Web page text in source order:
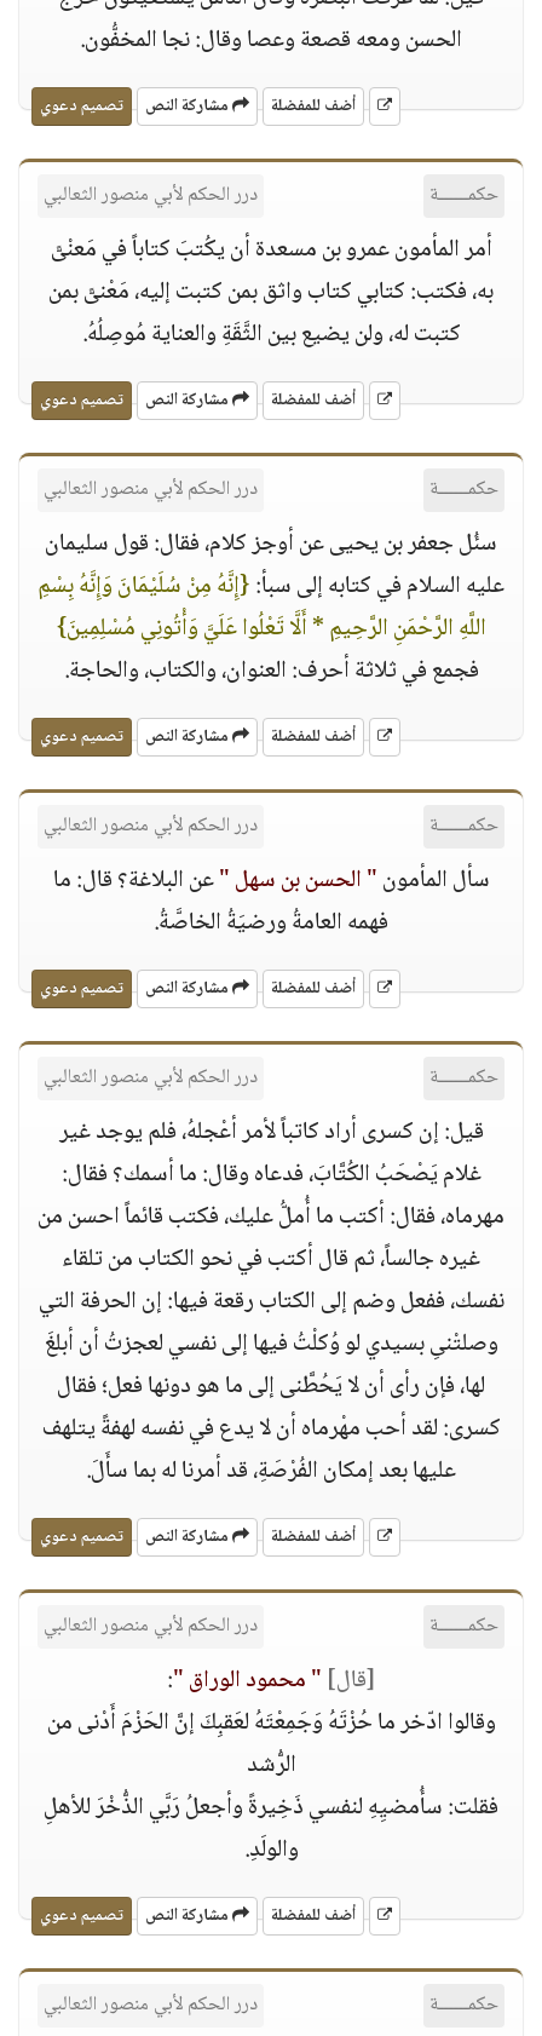
الحسن ومعه قصعة وعصا وقال: نجا المخفُّون.
أضف للمفضلة مشاركة النص تصميم دعوي
حكمــــــة درر الحكم لأبي منصور الثعالبي
أمر المأمون عمرو بن مسعدة أن يكُتبَ كتاباً في مَعنْىًّ
به، فكتب: كتابي كتاب واثق بمن كتبت إليه، مَعْنىًّ بمن
كتبت له، ولن يضيع بين الثَّقَةِ والعناية مُوصِلُهُ.
أضف للمفضلة مشاركة النص تصميم دعوي
حكمــــــة درر الحكم لأبي منصور الثعالبي
سئُل جعفر بن يحيى عن أوجز كلام، فقال: قول سليمان
عليه السلام في كتابه إلى سبأ:{إِنَّهُ مِنْ سُلَيْمَانَ وَإِنَّهُ بِسْمِ
اللَّهِ الرَّحْمَنِ الرَّحِيمِ * أَلَّا تَعْلُوا عَلَيَّ وَأْتُونِي مُسْلِمِينَ}
فجمع في ثلاثة أحرف: العنوان، والكتاب، والحاجة.
أضف للمفضلة مشاركة النص تصميم دعوي
حكمــــــة درر الحكم لأبي منصور الثعالبي
سأل المأمون" الحسن بن سهل "عن البلاغة؟ قال: ما
فهمه العامةُ ورضيَةُ الخاصَّةُ.
أضف للمفضلة مشاركة النص تصميم دعوي
حكمــــــة درر الحكم لأبي منصور الثعالبي
قيل: إن كسرى أراد كاتباً لأمر أعْجلهُ، فلم يوجد غير
غلام يَصْحَبُ الكُتَّابَ، فدعاه وقال: ما أسمك؟ فقال:
مهرماه، فقال: أكتب ما أُملُّ عليك، فكتب قائماً احسن من
غيره جالساً، ثم قال أكتب في نحو الكتاب من تلقاء
نفسك، ففعل وضم إلى الكتاب رقعة فيها: إن الحرفة التي
وصلتْنىِ بسيدي لو وُكلْتُ فيها إلى نفسي لعجزتُ أن أبلغَ
لها، فإن رأى أن لا يَحُطَّنى إلى ما هو دونها فعل؛ فقال
كسرى: لقد أحب مهْرماه أن لا يدع في نفسه لهفةً يتلهف
عليها بعد إمكان الفُرْصَةِ، قد أمرنا له بما سأَلَ.
أضف للمفضلة مشاركة النص تصميم دعوي
حكمــــــة درر الحكم لأبي منصور الثعالبي
[قال] " محمود الوراق ":
وقالوا ادّخر ما حُزْتَهُ وَجَمِعْتَهُ لعَقبِكَ إنَّ الحَزْمَ أَدْنى من
الرُّشد
فقلت: سأُمضيِهِ لنفسي ذَخِيرةً وأجعلُ رَبَّي الذُّخْرَ للأهلِ
والولَدِ.
أضف للمفضلة مشاركة النص تصميم دعوي
حكمــــــة درر الحكم لأبي منصور الثعالبي